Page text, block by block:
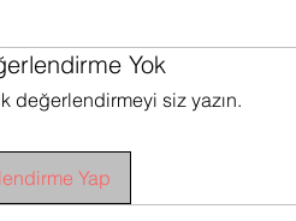
Yok
değerlendirmeyi siz yazın.
Yap